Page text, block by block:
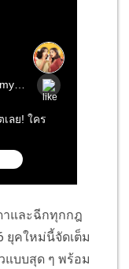
าและฉีกทุกกฎ
ยุคใหม่นี้จัดเต็ม
แบบสุด ๆ พร้อม